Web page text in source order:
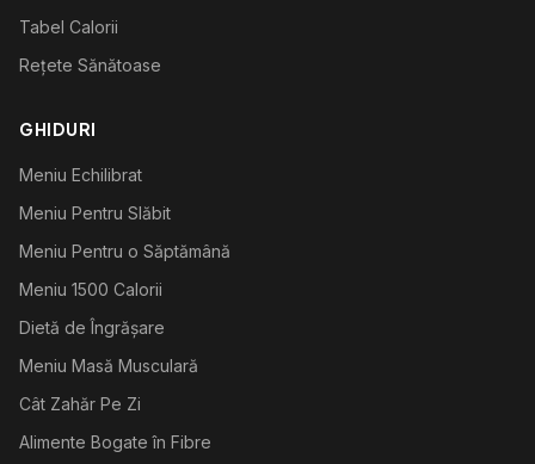
Tabel Calorii
Rețete Sănătoase
GHIDURI
Meniu Echilibrat
Meniu Pentru Slăbit
Meniu Pentru o Săptămână
Meniu 1500 Calorii
Dietă de Îngrășare
Meniu Masă Musculară
Cât Zahăr Pe Zi
Alimente Bogate în Fibre